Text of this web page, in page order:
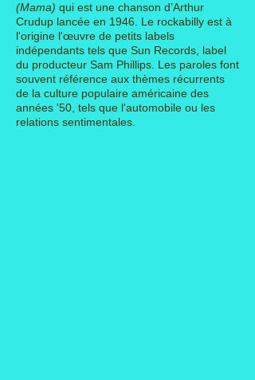
(Mama) qui est une chanson d’Arthur
Crudup lancée en 1946. Le rockabilly est à
l'origine l'œuvre de petits labels
indépendants tels que Sun Records , label
du producteur Sam Phillips. Les paroles font
souvent référence aux thèmes récurrents
de la culture populaire américaine des
années '50, tels que l'automobile ou les
relations sentimentales.